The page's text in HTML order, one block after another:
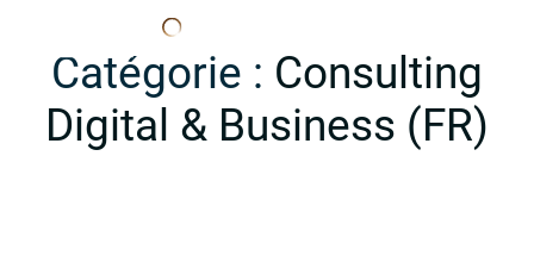
Catégorie : Consulting
Digital & Business (FR)